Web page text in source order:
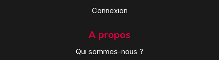
Connexion
A propos
Qui sommes-nous ?